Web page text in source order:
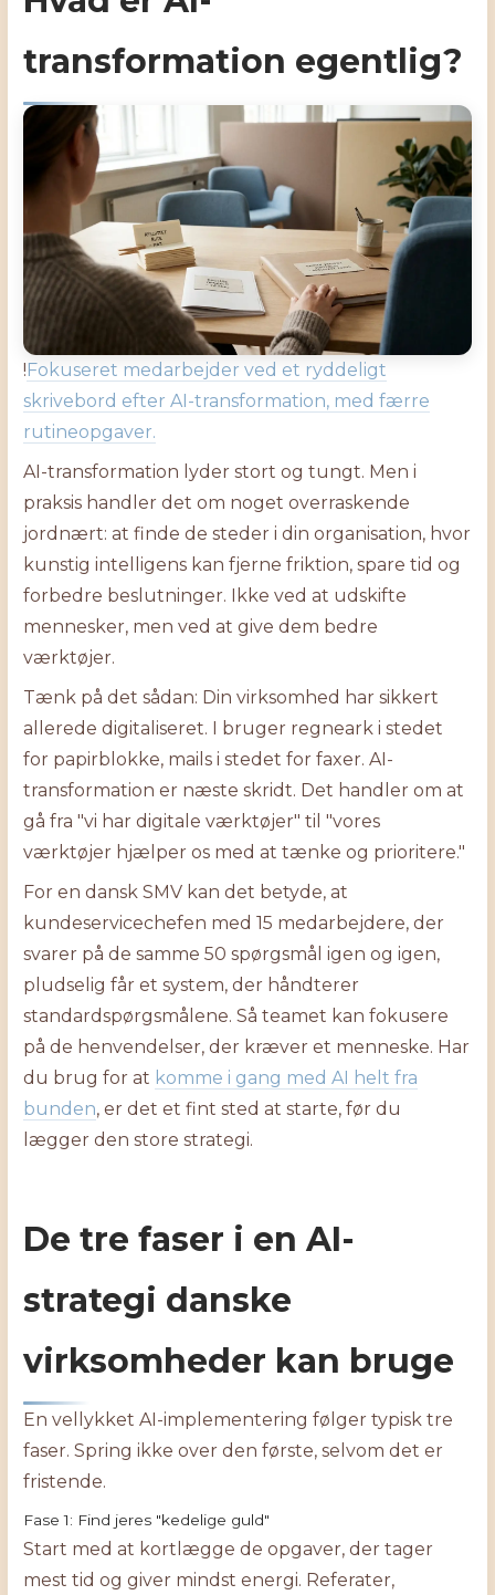
transformation egentlig?
!Fokuseret medarbejder ved et ryddeligt
skrivebord efter AI-transformation, med færre
rutineopgaver.
AI-transformation lyder stort og tungt. Men i
praksis handler det om noget overraskende
jordnært: at finde de steder i din organisation, hvor
kunstig intelligens kan fjerne friktion, spare tid og
forbedre beslutninger. Ikke ved at udskifte
mennesker, men ved at give dem bedre
værktøjer.
Tænk på det sådan: Din virksomhed har sikkert
allerede digitaliseret. I bruger regneark i stedet
for papirblokke, mails i stedet for faxer. AI-
transformation er næste skridt. Det handler om at
gå fra "vi har digitale værktøjer" til "vores
værktøjer hjælper os med at tænke og prioritere."
For en dansk SMV kan det betyde, at
kundeservicechefen med 15 medarbejdere, der
svarer på de samme 50 spørgsmål igen og igen,
pludselig får et system, der håndterer
standardspørgsmålene. Så teamet kan fokusere
på de henvendelser, der kræver et menneske. Har
du brug for at komme i gang med AI helt fra
bunden, er det et fint sted at starte, før du
lægger den store strategi.
De tre faser i en AI-
strategi danske
virksomheder kan bruge
En vellykket AI-implementering følger typisk tre
faser. Spring ikke over den første, selvom det er
fristende.
Fase 1: Find jeres "kedelige guld"
Start med at kortlægge de opgaver, der tager
mest tid og giver mindst energi. Referater,